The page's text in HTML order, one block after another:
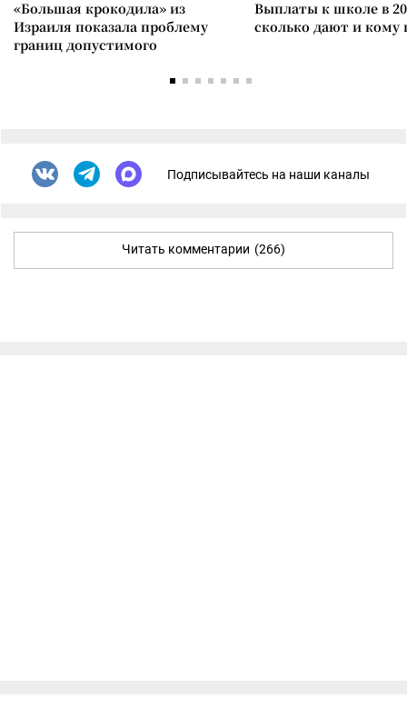
«Большая крокодила» из
Израиля показала проблему
границ допустимого
Выплаты к школе в
сколько дают и
Подписывайтесь на наши каналы
Читать комментарии (266)